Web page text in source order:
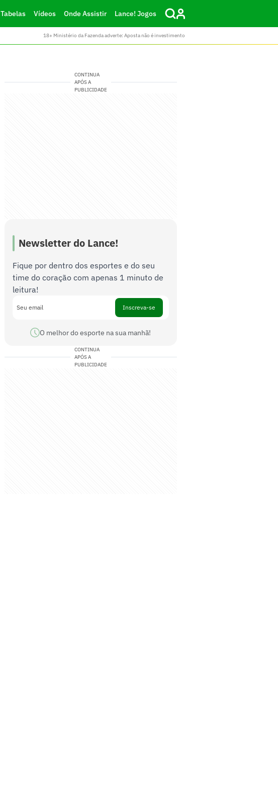
Tabelas Vídeos Onde Assistir Lance! Jogos
18+ Ministério da Fazenda adverte: Aposta não é investimento
CONTINUA
APÓS A
PUBLICIDADE
Newsletter do Lance!
Fique por dentro dos esportes e do seu
time do coração com apenas 1 minuto de
leitura!
Inscreva-se
O melhor do esporte na sua manhã!
CONTINUA
APÓS A
PUBLICIDADE